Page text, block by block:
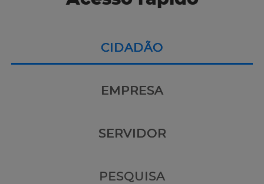
CIDADÃO
EMPRESA
SERVIDOR
PESQUISA